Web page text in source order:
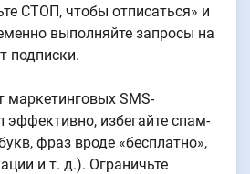
СТОП, чтобы отписаться» и
выполняйте запросы на
подписки.
SMS-
эффективно, избегайте спам-
фраз вроде «бесплатно»,
и т. д.). Ограничьте